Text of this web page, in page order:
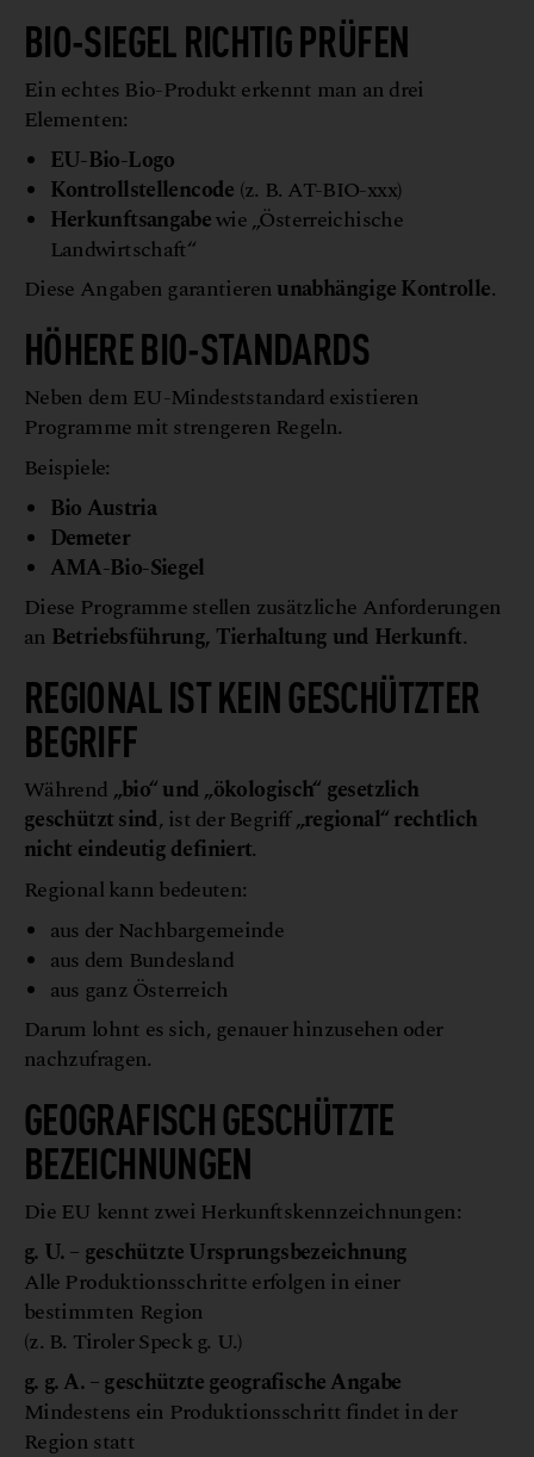
BIO-SIEGEL RICHTIG PRÜFEN
Ein echtes Bio-Produkt erkennt man an drei
Elementen:
EU-Bio-Logo
Kontrollstellencode (z. B. AT-BIO-xxx)
Herkunftsangabewie „Österreichische
Landwirtschaft“
Diese Angaben garantierenunabhängige Kontrolle.
HÖHERE BIO-STANDARDS
Neben dem EU-Mindeststandard existieren
Programme mit strengeren Regeln.
Beispiele:
Bio Austria
Demeter
AMA-Bio-Siegel
Diese Programme stellen zusätzliche Anforderungen
an Betriebsführung, Tierhaltung und Herkunft.
REGIONAL IST KEIN GESCHÜTZTER
BEGRIFF
Während „bio“ und „ökologisch“ gesetzlich
geschützt sind, ist der Begriff„regional“ rechtlich
nicht eindeutig definiert.
Regional kann bedeuten:
aus der Nachbargemeinde
aus dem Bundesland
aus ganz Österreich
Darum lohnt es sich, genauer hinzusehen oder
nachzufragen.
GEOGRAFISCH GESCHÜTZTE
BEZEICHNUNGEN
Die EU kennt zwei Herkunftskennzeichnungen:
g. U. – geschützte Ursprungsbezeichnung
Alle Produktionsschritte erfolgen in einer
bestimmten Region
(z. B. Tiroler Speck g. U.)
g. g. A. – geschützte geografische Angabe
Mindestens ein Produktionsschritt findet in der
Region statt